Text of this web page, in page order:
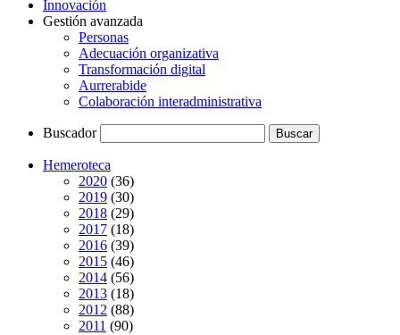
Innovación
Gestión avanzada
Personas
Adecuación organizativa
Transformación digital
Aurrerabide
Colaboración interadministrativa
Buscador
Hemeroteca
2020 (36)
2019 (30)
2018 (29)
2017 (18)
2016 (39)
2015 (46)
2014 (56)
2013 (18)
2012 (88)
2011 (90)